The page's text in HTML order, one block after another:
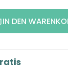
IN DEN